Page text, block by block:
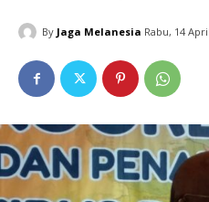
By Jaga Melanesia Rabu, 14